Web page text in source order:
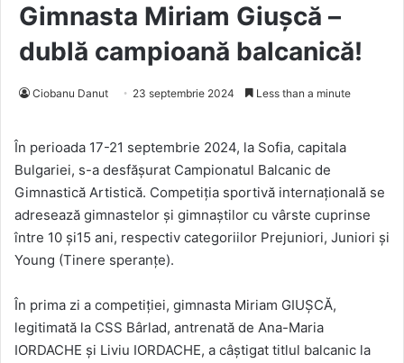
Gimnasta Miriam Giușcă –
dublă campioană balcanică!
Ciobanu Danut 23 septembrie 2024 Less than a minute
În perioada 17-21 septembrie 2024, la Sofia, capitala
Bulgariei, s-a desfășurat Campionatul Balcanic de
Gimnastică Artistică. Competiția sportivă internațională se
adresează gimnastelor și gimnaștilor cu vârste cuprinse
între 10 și15 ani, respectiv categoriilor Prejuniori, Juniori și
Young (Tinere speranțe).
În prima zi a competiției, gimnasta Miriam GIUȘCĂ,
legitimată la CSS Bârlad, antrenată de Ana-Maria
IORDACHE și Liviu IORDACHE, a câștigat titlul balcanic la